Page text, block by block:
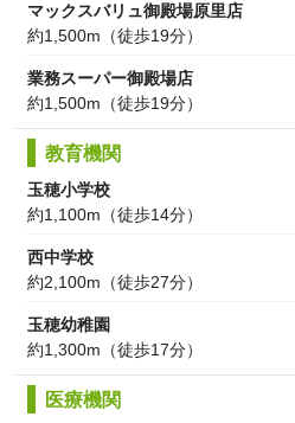
マックスバリュ御殿場原里店
約1,500m（徒歩19分）
業務スーパー御殿場店
約1,500m（徒歩19分）
教育機関
玉穂小学校
約1,100m（徒歩14分）
西中学校
約2,100m（徒歩27分）
玉穂幼稚園
約1,300m（徒歩17分）
医療機関